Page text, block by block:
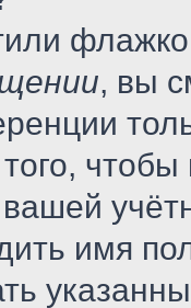
, вы
чтобы
вашей
имя